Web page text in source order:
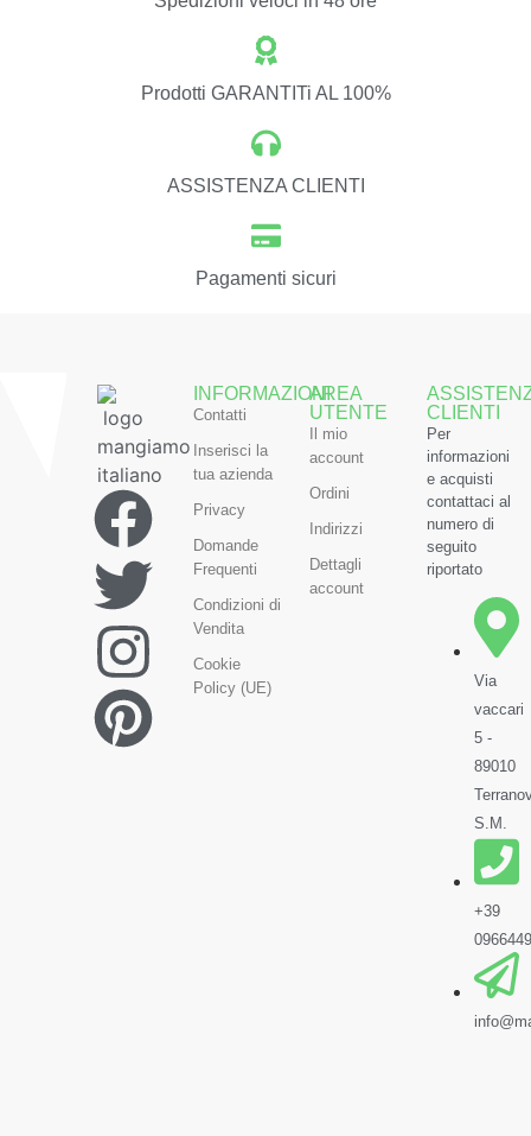
Prodotti GARANTITi AL 100%
ASSISTENZA CLIENTI
Pagamenti sicuri
INFORMAZIONI
Contatti
Inserisci la
tua azienda
Privacy
Domande
Frequenti
Condizioni di
Vendita
Cookie
Policy (UE)
AREA
UTENTE
Il mio
account
Ordini
Indirizzi
Dettagli
account
CLIENTI
Per
informazioni
e acquisti
contattaci al
numero di
seguito
riportato
Via
vaccari
5 -
89010
S.M.
+39